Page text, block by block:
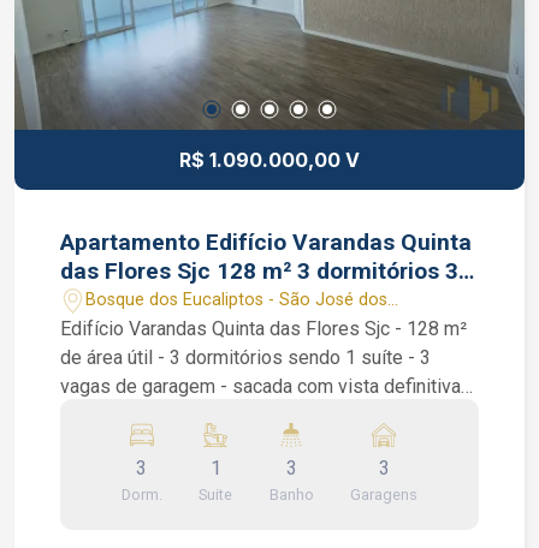
CRECI 320819-F (12) 99131-1231 WhatsApp
R$ 1.090.000,00 V
Apartamento Edifício Varandas Quinta
das Flores Sjc 128 m² 3 dormitórios 3
vagas
Bosque dos Eucaliptos - São José dos
Campos/SP
Edifício Varandas Quinta das Flores Sjc - 128 m²
de área útil - 3 dormitórios sendo 1 suíte - 3
vagas de garagem - sacada com vista definitiva
128 m² Bosque dos Eucaliptos Sjc. São 3
dormitórios sendo 1 suíte, armários planejados
em todos os quartos, lavabo, banheiro social,
3
Dorm.
1
Suite
3
Banho
3
Garagens